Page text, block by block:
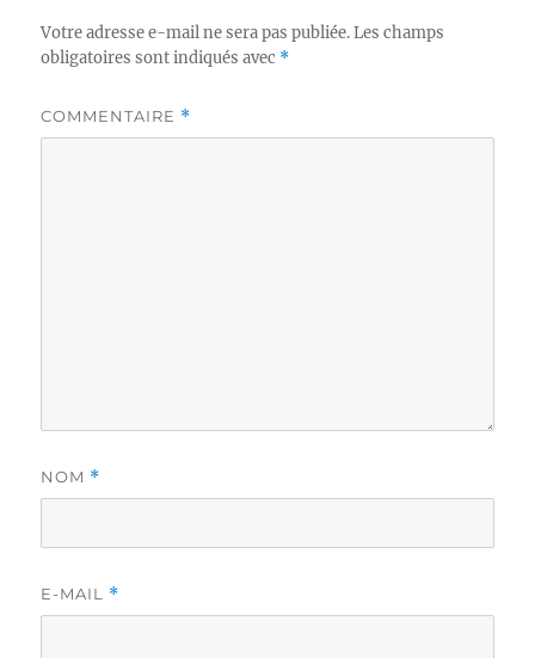
Votre adresse e-mail ne sera pas publiée. Les champs
obligatoires sont indiqués avec *
COMMENTAIRE *
NOM *
E-MAIL *